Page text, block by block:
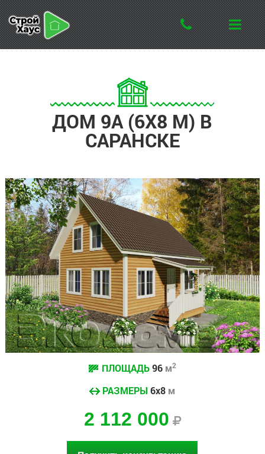
ДОМ 9А (6Х8 М) В
САРАНСКЕ
ПЛОЩАДЬ96м2
РАЗМЕРЫ 6х8 м
2 112 000